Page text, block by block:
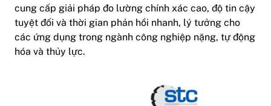
cung cấp giải pháp đo lường chính xác cao, độ tin cậy
tuyệt đối và thời gian phản hồi nhanh, lý tưởng cho
các ứng dụng trong ngành công nghiệp nặng, tự động
hóa và thủy lực.